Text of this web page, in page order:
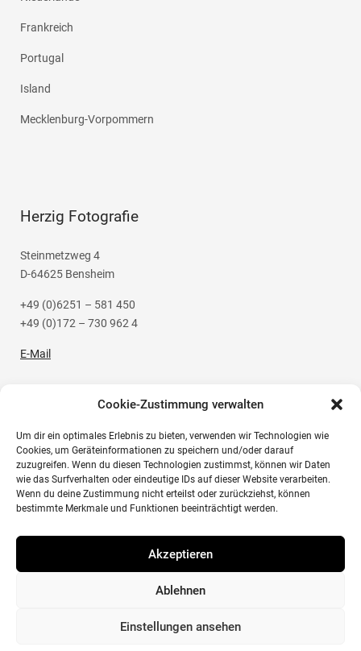
Cookie-Zustimmung verwalten
Um dir ein optimales Erlebnis zu bieten, verwenden wir Technologien wie
Cookies, um Geräteinformationen zu speichern und/oder darauf
zuzugreifen. Wenn du diesen Technologien zustimmst, können wir Daten
wie das Surfverhalten oder eindeutige IDs auf dieser Website verarbeiten.
Wenn du deine Zustimmung nicht erteilst oder zurückziehst, können
bestimmte Merkmale und Funktionen beeinträchtigt werden.
Akzeptieren
Ablehnen
Einstellungen ansehen
Frankreich
Portugal
Island
Mecklenburg-Vorpommern
Herzig Fotografie
Steinmetzweg 4
D-64625 Bensheim
+49 (0)6251 – 581 450
+49 (0)172 – 730 962 4
E-Mail
Social Media
Instagram